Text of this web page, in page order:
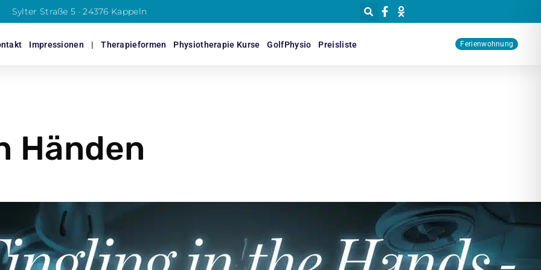
Sylter Straße 5 · 24376 Kappeln
Impressionen | Therapieformen Physiotherapie Kurse GolfPhysio Preisliste Ferienwohnung
Händen